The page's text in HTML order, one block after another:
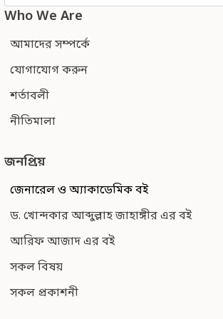
Who We Are
আমাদের সম্পর্কে
যোগাযোগ করুন
শর্তাবলী
নীতিমালা
জনপ্রিয়
জেনারেল ও অ্যাকাডেমিক বই
ড. খোন্দকার আব্দুল্লাহ জাহাঙ্গীর এর বই
আরিফ আজাদ এর বই
সকল বিষয়
সকল প্রকাশনী